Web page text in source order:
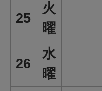
25
火
曜
26
水
曜